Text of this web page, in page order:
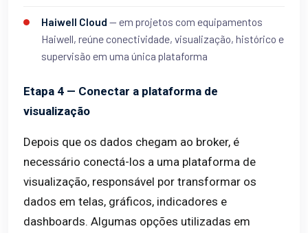
Haiwell Cloud — em projetos com equipamentos
Haiwell, reúne conectividade, visualização, histórico e
supervisão em uma única plataforma
Etapa 4 — Conectar a plataforma de
visualização
Depois que os dados chegam ao broker, é
necessário conectá-los a uma plataforma de
visualização, responsável por transformar os
dados em telas, gráficos, indicadores e
dashboards. Algumas opções utilizadas em